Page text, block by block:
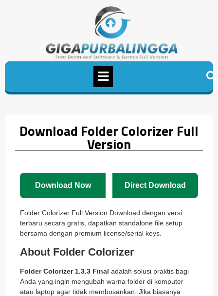
Download Folder Colorizer Full
Version
Download Now Direct Download
Folder Colorizer Full Version Download dengan versi
terbaru secara gratis, dapatkan standalone file setup
bersama dengan premium license/serial keys.
About Folder Colorizer
Folder Colorizer 1.3.3 Final adalah solusi praktis bagi
Anda yang ingin mengubah warna folder di komputer
atau laptop agar tidak membosankan. Jika biasanya